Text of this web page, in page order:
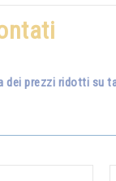
prezzi ridotti su